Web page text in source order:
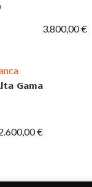
3.800,00 €
Gama
€